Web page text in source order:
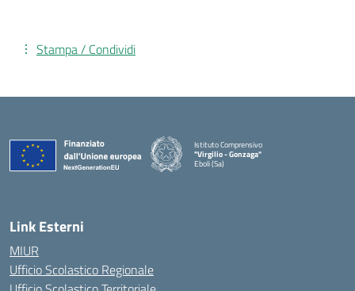
Stampa / Condividi
Istituto Comprensivo
"Virgilio - Gonzaga"
Eboli (Sa)
Link Esterni
MIUR
Ufficio Scolastico Regionale